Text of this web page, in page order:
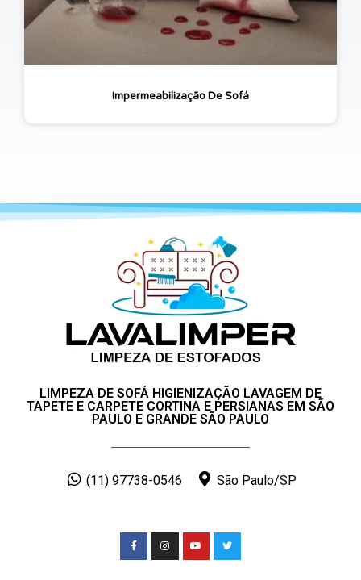
Impermeabilização De Sofá
LIMPEZA DE SOFÁ HIGIENIZAÇÃO LAVAGEM DE
TAPETE E CARPETE CORTINA E PERSIANAS EM SÃO
PAULO E GRANDE SÃO PAULO
(11) 97738-0546 São Paulo/SP